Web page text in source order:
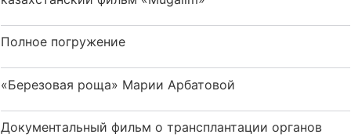
Полное погружение
«Березовая роща» Марии Арбатовой
Документальный фильм о трансплантации органов